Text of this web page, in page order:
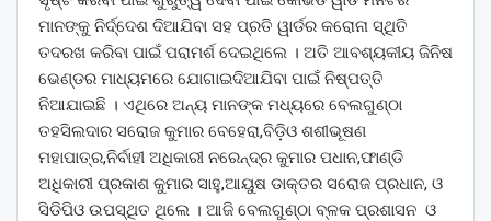
ମାନଙ୍କୁ ନିର୍ଦ୍ଦେଶ ଦିଆଯିବା ସହ ପ୍ରତି ୱାର୍ଡର କରୋନା ସ୍ଥିତି
ତଦରଖ କରିବା ପାଇଁ ପରାମର୍ଶ ଦେଇଥିଲେ । ଅତି ଆବଶ୍ୟକୀୟ ଜିନିଷ
ଭେଣ୍ଡର ମାଧ୍ୟମରେ ଯୋଗାଇଦିଆଯିବା ପାଇଁ ନିଷ୍ପତ୍ତି
ନିଆଯାଇଛି । ଏଥିରେ ଅନ୍ୟ ମାନଙ୍କ ମଧ୍ୟରେ ବେଲଗୁଣ୍ଠା
ତହସିଲଦାର ସରୋଜ କୁମାର ବେହେରା,ବିଡ଼ିଓ ଶଶୀଭୂଷଣ
ମହାପାତ୍ର,ନିର୍ବାହୀ ଅଧିକାରୀ ନରେନ୍ଦ୍ର କୁମାର ପଧାନ,ଫାଣ୍ଡି
ଅଧିକାରୀ ପ୍ରକାଶ କୁମାର ସାହୁ,ଆୟୁଷ ଡାକ୍ତର ସରୋଜ ପ୍ରଧାନ, ଓ
ସିଡିପିଓ ଉପସ୍ଥିତ ଥିଲେ । ଆଜି ବେଲଗୁଣ୍ଠା ବ୍ଳକ ପ୍ରଶାସନ ଓ